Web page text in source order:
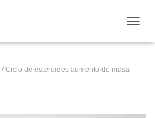
/ Ciclo de esteroides aumento de masa